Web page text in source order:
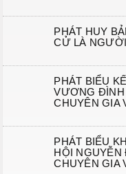
PHÁT HUY
CỬ LÀ
PHÁT BIỂU
VƯƠNG ĐÌNH
CHUYÊN GIA
PHÁT BIỂU
HỘI NGUYỄN
CHUYÊN GIA